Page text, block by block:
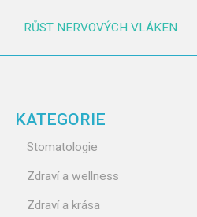
RŮST NERVOVÝCH VLÁKEN
KATEGORIE
Stomatologie
Zdraví a wellness
Zdraví a krása